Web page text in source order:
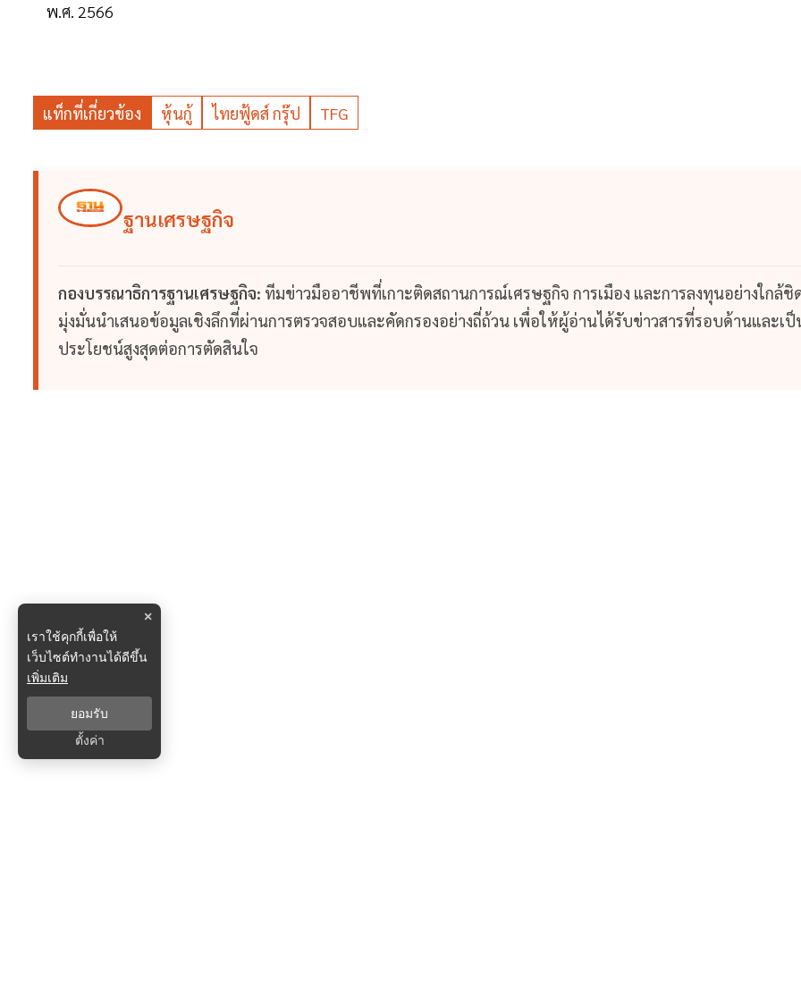
พ.ศ. 2566
แท็กที่เกี่ยวข้อง หุ้นกู้ ไทยฟู้ดส์ กรุ๊ป TFG
ฐานเศรษฐกิจ
กองบรรณาธิการฐานเศรษฐกิจ: ทีมข่าวมืออาชีพที่เกาะติดสถานการณ์เศรษฐกิจ การเมือง และการลงทุนอย่างใกล้ชิ
มุ่งมั่นนำเสนอข้อมูลเชิงลึกที่ผ่านการตรวจสอบและคัดกรองอย่างถี่ถ้วน เพื่อให้ผู้อ่านได้รับข่าวสารที่รอบด้านและเป็
ประโยชน์สูงสุดต่อการตัดสินใจ
×
เราใช้คุกกี้เพื่อให้
เว็บไซต์ทำงานได้ดีขึ้น
เพิ่มเติม
ยอมรับ
ตั้งค่า